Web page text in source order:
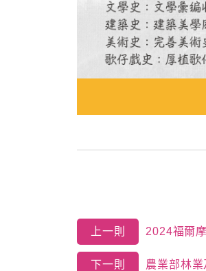
上一則 2024福爾
下一則 農業部林